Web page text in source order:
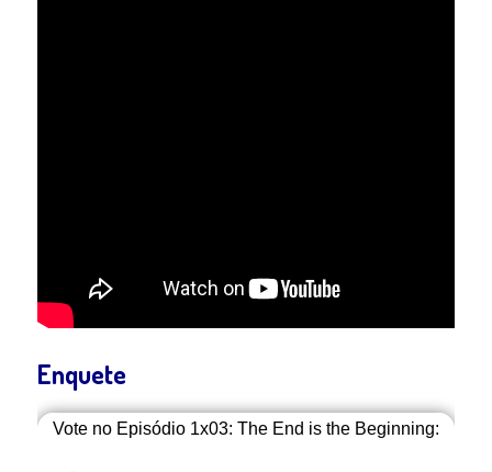
Enquete
Vote no Episódio 1x03: The End is the Beginning: